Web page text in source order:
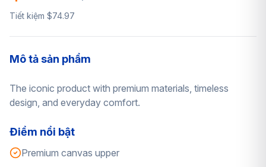
Tiết kiệm $74.97
Mô tả sản phẩm
The iconic product with premium materials, timeless
design, and everyday comfort.
Điểm nổi bật
Premium canvas upper